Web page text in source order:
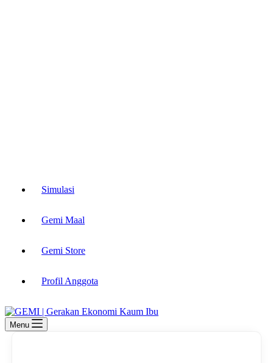
Simulasi
Gemi Maal
Gemi Store
Profil Anggota
Menu